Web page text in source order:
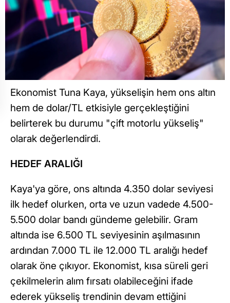
Ekonomist Tuna Kaya, yükselişin hem ons altın
hem de dolar/TL etkisiyle gerçekleştiğini
belirterek bu durumu "çift motorlu yükseliş"
olarak değerlendirdi.
HEDEF ARALIĞI
Kaya'ya göre, ons altında 4.350 dolar seviyesi
ilk hedef olurken, orta ve uzun vadede 4.500-
5.500 dolar bandı gündeme gelebilir. Gram
altında ise 6.500 TL seviyesinin aşılmasının
ardından 7.000 TL ile 12.000 TL aralığı hedef
olarak öne çıkıyor. Ekonomist, kısa süreli geri
çekilmelerin alım fırsatı olabileceğini ifade
ederek yükseliş trendinin devam ettiğini